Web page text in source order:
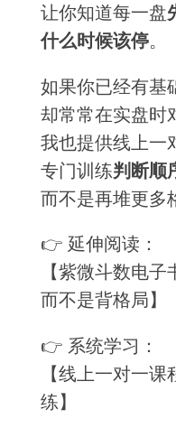
让你知道每一盘
什么时候该停。
如果你已经有基
却常常在实盘时
我也提供线上一
专门训练判断顺
而不是再堆更多
👉 延伸阅读：
【紫微斗数电
而不是背格局】
👉 系统学习：
【线上一对一
练】